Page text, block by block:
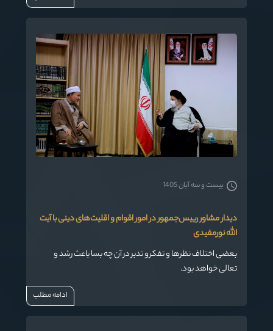
دیدار مشاور رییس‌جمهور در امور اقوام و اقلیت‌های دینی با آیت
الله نورمفیدی
بعضی اختلاف نظرها و تفکرو تدبر در آن چه بسا باعث رشد و
تعالی خواهد بود.
بیست و سه آبان 1405
ادامه مطلب